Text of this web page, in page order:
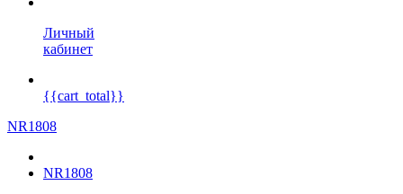
Личный
кабинет
{{cart_total}}
NR1808
NR1808